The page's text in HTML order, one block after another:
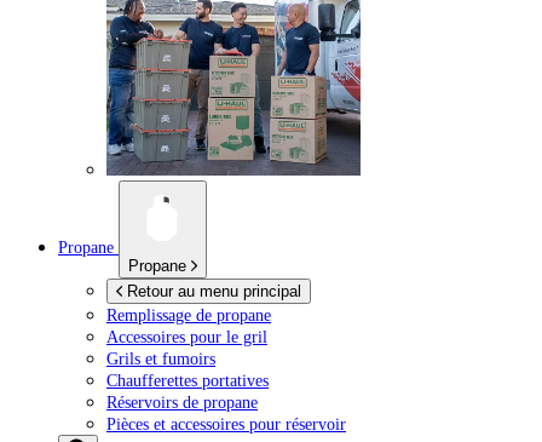
Propane
Propane
Retour au menu principal
Remplissage de propane
Accessoires pour le gril
Grils et fumoirs
Chaufferettes portatives
Réservoirs de propane
Pièces et accessoires pour réservoir